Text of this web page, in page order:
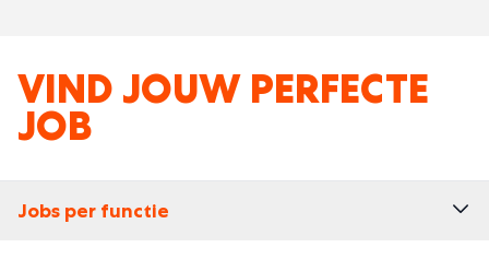
VIND JOUW PERFECTE
JOB
Jobs per functie